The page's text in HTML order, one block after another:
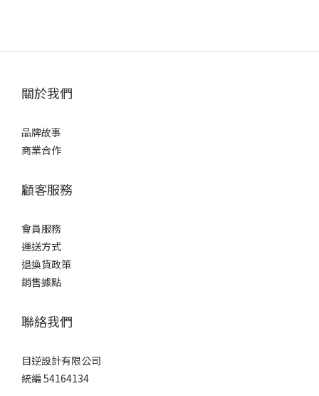
關於我們
品牌故事
商業合作
顧客服務
會員服務
運送方式
退換貨政策
銷售據點
聯絡我們
目逆設計有限公司
統編 54164134